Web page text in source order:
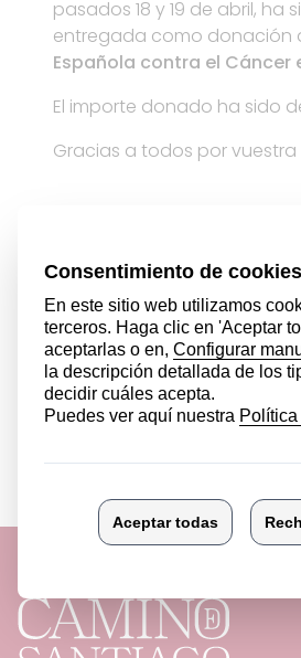
pasados 18 y 19 de abril, ha
entregada como donación
Española contra el Cáncer
El importe donado ha sido
Gracias a todos por
Ver más noticias